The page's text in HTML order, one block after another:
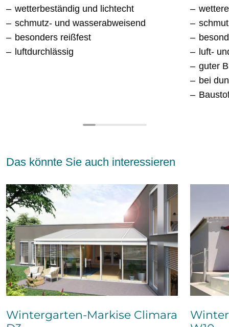
wetterbeständig und lichtecht
schmutz- und wasserabweisend
besonders reißfest
luftdurchlässig
luft-
guter
bei
Das könnte Sie auch interessieren
Wintergarten-Markise Climara